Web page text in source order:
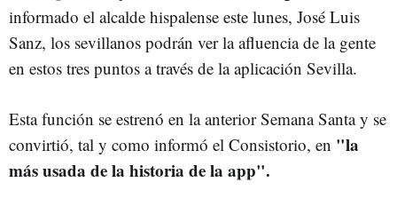
informado el alcalde hispalense este lunes, José Luis
Sanz, los sevillanos podrán ver la afluencia de la gente
en estos tres puntos a través de la aplicación Sevilla.
Esta función se estrenó en la anterior Semana Santa y se
convirtió, tal y como informó el Consistorio, en "la
más usada de la historia de la app".